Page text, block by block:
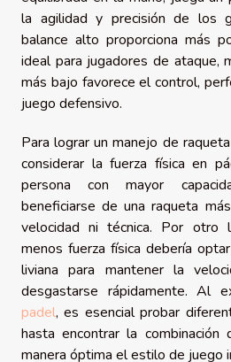
la agilidad y precisión de los
balance alto proporciona más
ideal para jugadores de ataque,
más bajo favorece el control,
juego defensivo.
Para lograr un manejo de
considerar la fuerza física en
persona con mayor
beneficiarse de una raqueta
velocidad ni técnica. Por otro
menos fuerza física debería
liviana para mantener la
desgastarse rápidamente. Al
padel, es esencial probar
hasta encontrar la combinación
manera óptima el estilo de juego